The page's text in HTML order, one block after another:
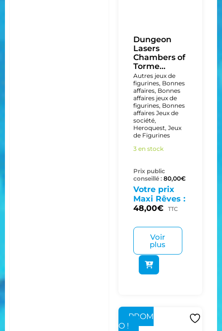
Dungeon
Lasers
Chambers of
Torme...
Autres jeux de
figurines, Bonnes
affaires, Bonnes
affaires jeux de
figurines, Bonnes
affaires Jeux de
société,
Heroquest, Jeux
de Figurines
3 en stock
Prix public
conseillé : 80,00€
Votre prix
Maxi Rêves :
48,00€ TTC
Voir
plus
PROM
O !